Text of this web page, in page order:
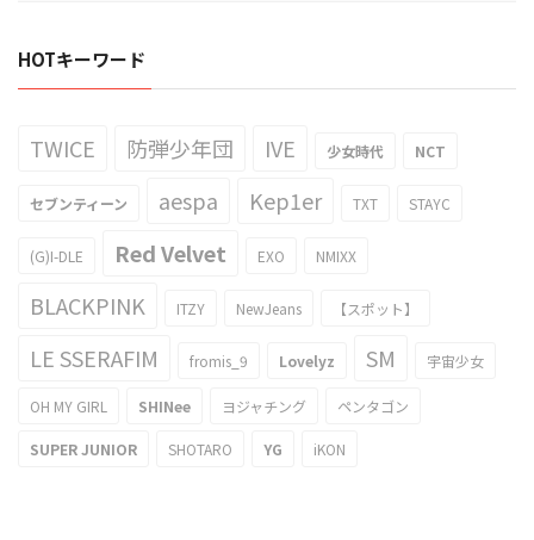
HOTキーワード
TWICE 防弾少年団 IVE 少女時代 NCT
セブンティーン aespa Kep1er TXT STAYC
(G)I-DLE Red Velvet EXO NMIXX
BLACKPINK ITZY NewJeans 【スポット】
LE SSERAFIM fromis_9 Lovelyz SM 宇宙少女
OH MY GIRL SHINee ヨジャチング ペンタゴン
SUPER JUNIOR SHOTARO YG iKON